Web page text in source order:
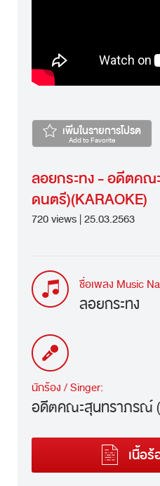
เพิ่มในรายการโปรด
Add to Favorite
ลอยกระทง - อดีตค
ดนตรี)(KARAOKE)
720 views | 25.03.2563
ชื่อเพลง Music
ลอยกระทง
นักร้อง / Singer:
อดีตคณะสุนทราภรณ์
เนื้อ